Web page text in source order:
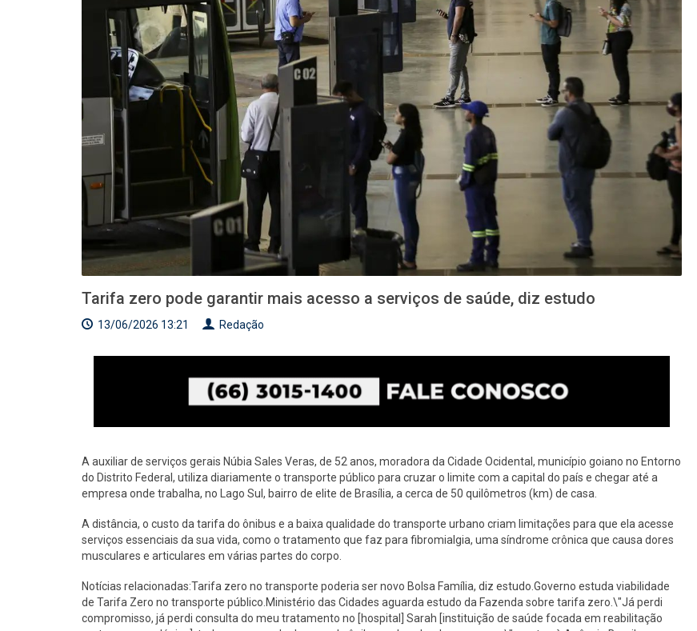
Tarifa zero pode garantir mais acesso a serviços de saúde, diz estudo
13/06/2026 13:21 Redação
A auxiliar de serviços gerais Núbia Sales Veras, de 52 anos, moradora da Cidade Ocidental, município goiano no Entorno
do Distrito Federal, utiliza diariamente o transporte público para cruzar o limite com a capital do país e chegar até a
empresa onde trabalha, no Lago Sul, bairro de elite de Brasília, a cerca de 50 quilômetros (km) de casa.
A distância, o custo da tarifa do ônibus e a baixa qualidade do transporte urbano criam limitações para que ela acesse
serviços essenciais da sua vida, como o tratamento que faz para fibromialgia, uma síndrome crônica que causa dores
musculares e articulares em várias partes do corpo.
Notícias relacionadas:Tarifa zero no transporte poderia ser novo Bolsa Família, diz estudo.Governo estuda viabilidade
de Tarifa Zero no transporte público.Ministério das Cidades aguarda estudo da Fazenda sobre tarifa zero.\"Já perdi
compromisso, já perdi consulta do meu tratamento no [hospital] Sarah [instituição de saúde focada em reabilitação